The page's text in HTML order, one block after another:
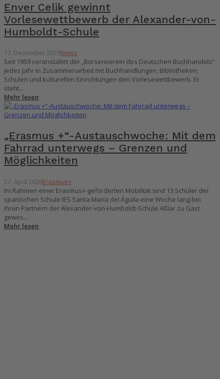
Enver Celik gewinnt
Vorlesewettbewerb der Alexander-von-
Humboldt-Schule
17. Dezember 2023News
Seit 1959 veranstaltet der „Börsenverein des Deutschen Buchhandels“
jedes Jahr in Zusammenarbeit mit Buchhandlungen, Bibliotheken,
Schulen und kulturellen Einrichtungen den Vorlesewettbewerb. Er
steht...
Mehr lesen
„Erasmus +“-Austauschwoche: Mit dem
Fahrrad unterwegs – Grenzen und
Möglichkeiten
27. April 2026Erasmus+
Im Rahmen einer Erasmus+-geförderten Mobilität sind 13 Schüler der
spanischen Schule IES Santa María del Águila eine Woche lang bei
ihren Partnern der Alexander-von-Humboldt-Schule Aßlar zu Gast
gewes...
Mehr lesen